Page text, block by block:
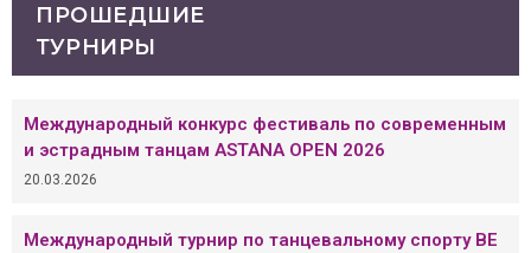
ПРОШЕДШИЕ
ТУРНИРЫ
Международный конкурс фестиваль по современным
и эстрадным танцам ASTANA OPEN 2026
20.03.2026
Международный турнир по танцевальному спорту BE